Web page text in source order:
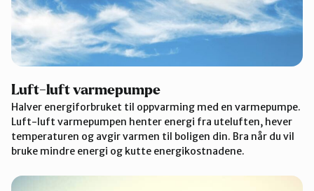
Luft-luft varmepumpe
Halver energiforbruket til oppvarming med en varmepumpe.
Luft-luft varmepumpen henter energi fra uteluften, hever
temperaturen og avgir varmen til boligen din. Bra når du vil
bruke mindre energi og kutte energikostnadene.